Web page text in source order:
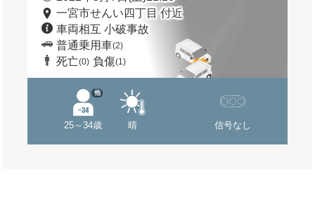
一宮市せんい四丁目 付近
車両相互 小破事故
普通乗用車(2)
死亡(0) 負傷(1)
25～34歳
他
晴 信号なし